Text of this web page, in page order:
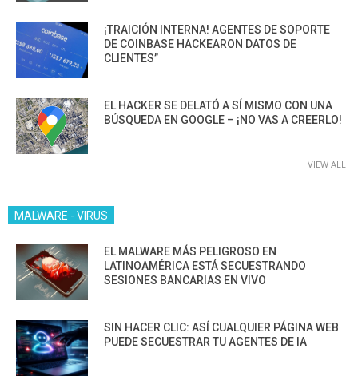
¡TRAICIÓN INTERNA! AGENTES DE SOPORTE
DE COINBASE HACKEARON DATOS DE
CLIENTES”
EL HACKER SE DELATÓ A SÍ MISMO CON UNA
BÚSQUEDA EN GOOGLE – ¡NO VAS A CREERLO!
VIEW ALL
MALWARE - VIRUS
EL MALWARE MÁS PELIGROSO EN
LATINOAMÉRICA ESTÁ SECUESTRANDO
SESIONES BANCARIAS EN VIVO
SIN HACER CLIC: ASÍ CUALQUIER PÁGINA WEB
PUEDE SECUESTRAR TU AGENTES DE IA